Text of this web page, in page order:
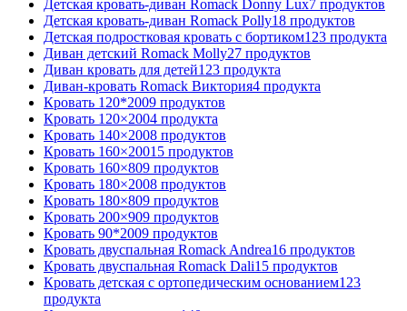
Детская кровать-диван Romack Donny Lux7 продуктов
Детская кровать-диван Romack Polly18 продуктов
Детская подростковая кровать с бортиком123 продукта
Диван детский Romack Molly27 продуктов
Диван кровать для детей123 продукта
Диван-кровать Romack Виктория4 продукта
Кровать 120*2009 продуктов
Кровать 120×2004 продукта
Кровать 140×2008 продуктов
Кровать 160×20015 продуктов
Кровать 160×809 продуктов
Кровать 180×2008 продуктов
Кровать 180×809 продуктов
Кровать 200×909 продуктов
Кровать 90*2009 продуктов
Кровать двуспальная Romack Andrea16 продуктов
Кровать двуспальная Romack Dali15 продуктов
Кровать детская с ортопедическим основанием123
продукта